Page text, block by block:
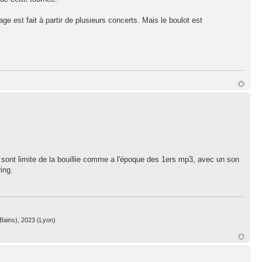
est fait à partir de plusieurs concerts. Mais le boulot est
limite de la bouillie comme a l'époque des 1ers mp3, avec un son
2023 (Lyon)